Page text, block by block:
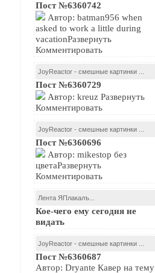
Пост №6360742
Автор: batman956 when
asked to work a little during
vacationРазвернуть
Комментировать
JoyReactor - смешные картинки ...
Пост №6360729
Автор: kreuz Развернуть
Комментировать
JoyReactor - смешные картинки ...
Пост №6360696
Автор: mikestop без
цветаРазвернуть
Комментировать
Лента ЯПлакалъ...
Кое-чего ему сегодня не
видать
JoyReactor - смешные картинки ...
Пост №6360687
Автор: Dryante Кавер на тему